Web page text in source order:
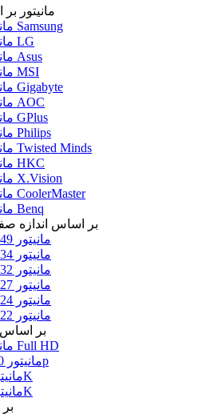
مانیتور
مانیتور Samsung
مانیتور LG
مانیتور Asus
مانیتور MSI
مانیتور Gigabyte
مانیتور AOC
مانیتور GPlus
مانیتور Philips
مانیتور Twisted Minds
مانیتور HKC
مانیتور X.Vision
مانیتور CoolerMaster
مانیتور Benq
بر اساس اندازه
مانیتور 49 اینچ
مانیتور 34 اینچ
مانیتور 32 اینچ
مانیتور 27 اینچ
مانیتور 24 اینچ
مانیتور 22 اینچ
بر
مانیتور Full HD
مانیتور 1440p
مانیتور 4K
مانیتور 8K